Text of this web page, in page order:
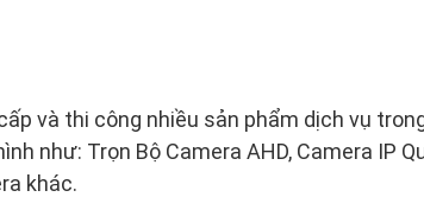
và thi công nhiều sản phẩm dịch vụ
như: Trọn Bộ Camera AHD, Camera IP
khác.